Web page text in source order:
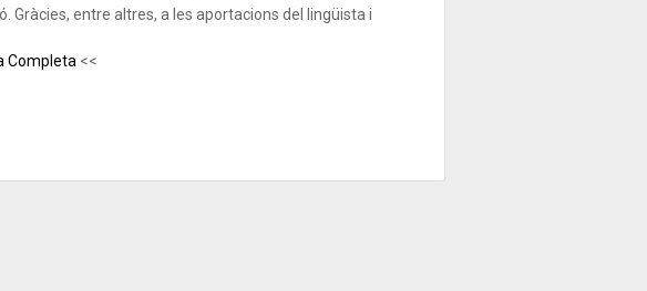
Gràcies, entre altres, a les aportacions del lingüista i
Completa <<